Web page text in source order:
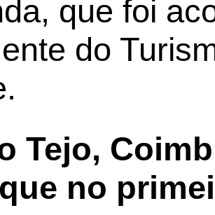
que foi
do
Tejo,
no